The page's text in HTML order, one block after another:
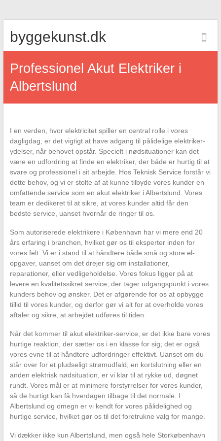
content
byggekunst.dk
Professionel Akut Elektriker i
Albertslund
I en verden, hvor elektricitet spiller en central rolle i vores
dagligdag, er det vigtigt at have adgang til pålidelige elektriker-
ydelser, når behovet opstår. Specielt i nødsituationer kan det
være en udfordring at finde en elektriker, der både er hurtig til at
svare og professionel i sit arbejde. Hos Teknisk Service forstår vi
dette behov, og vi er stolte af at kunne tilbyde vores kunder en
omfattende service som en akut elektriker i Albertslund. Vores
team er dedikeret til at sikre, at vores kunder altid får den
bedste service, uanset hvornår de ringer til os.
Som autoriserede elektrikere i København har vi mere end 20
års erfaring i branchen, hvilket gør os til eksperter inden for
vores felt. Vi er i stand til at håndtere både små og store el-
opgaver, uanset om det drejer sig om installationer,
reparationer, eller vedligeholdelse. Vores fokus ligger på at
levere en kvalitetssikret service, der tager udgangspunkt i vores
kunders behov og ønsker. Det er afgørende for os at opbygge
tillid til vores kunder, og derfor gør vi alt for at overholde vores
aftaler og sikre, at arbejdet udføres til tiden.
Når det kommer til akut elektriker-service, er det ikke bare vores
hurtige reaktion, der sætter os i en klasse for sig; det er også
vores evne til at håndtere udfordringer effektivt. Uanset om du
står over for et pludseligt strømudfald, en kortslutning eller en
anden elektrisk nødsituation, er vi klar til at rykke ud, døgnet
rundt. Vores mål er at minimere forstyrrelser for vores kunder,
så de hurtigt kan få hverdagen tilbage til det normale. I
Albertslund og omegn er vi kendt for vores pålidelighed og
hurtige service, hvilket gør os til det foretrukne valg for mange.
Vi dækker ikke kun Albertslund, men også hele Storkøbenhavn